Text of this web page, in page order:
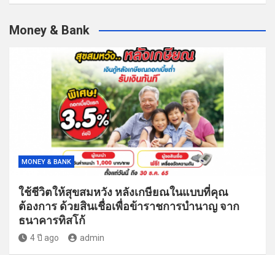
Money & Bank
MONEY & BANK
ใช้ชีวิตให้สุขสมหวัง หลังเกษียณในแบบที่คุณ
ต้องการ ด้วยสินเชื่อเพื่อข้าราชการบำนาญ จาก
ธนาคารทิสโก้
4 ปี ago admin